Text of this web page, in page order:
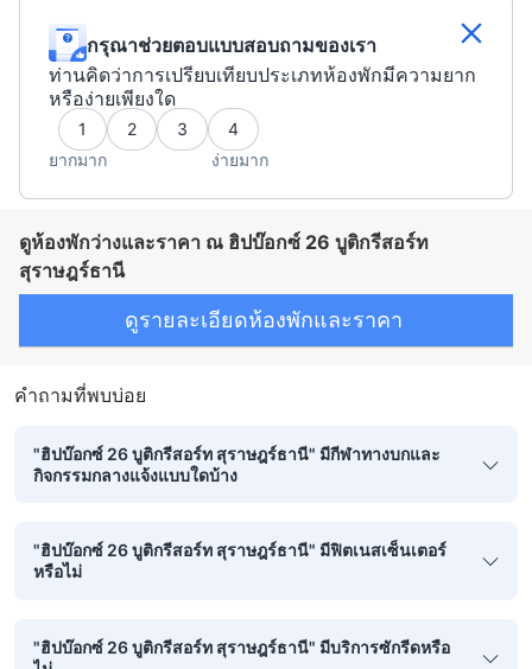
กรุณาช่วยตอบแบบสอบถามของเรา
ท่านคิดว่าการเปรียบเทียบประเภทห้องพักมีความยาก
หรือง่ายเพียงใด
1 2 3
4
ยากมาก
ง่ายมาก
ดูห้องพักว่างและราคา ณ ฮิปบ๊อกซ์ 26 บูติกรีสอร์ท
สุราษฎร์ธานี
ดูรายละเอียดห้องพักและราคา
คำถามที่พบบ่อย
"ฮิปบ๊อกซ์ 26 บูติกรีสอร์ท สุราษฎร์ธานี" มีกีฬาทางบกและ
กิจกรรมกลางแจ้งแบบใดบ้าง
"ฮิปบ๊อกซ์ 26 บูติกรีสอร์ท สุราษฎร์ธานี" มีฟิตเนสเซ็นเตอร์
หรือไม่
"ฮิปบ๊อกซ์ 26 บูติกรีสอร์ท สุราษฎร์ธานี" มีบริการซักรีดหรือ